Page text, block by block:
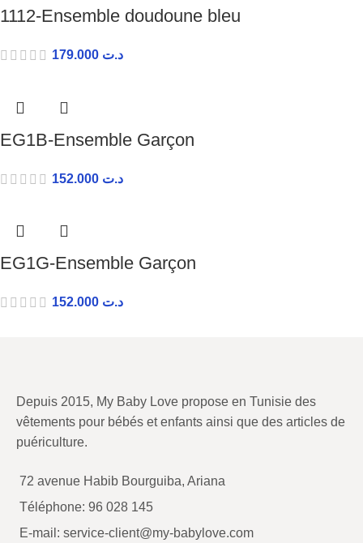
1112-Ensemble doudoune bleu
د.ت
EG1B-Ensemble Garçon
د.ت
EG1G-Ensemble Garçon
د.ت
Depuis 2015, My Baby Love propose en Tunisie des
vêtements pour bébés et enfants ainsi que des articles de
puériculture.
72 avenue Habib Bourguiba, Ariana
Téléphone: 96 028 145
E-mail: service-client@my-babylove.com